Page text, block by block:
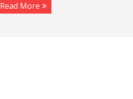
Read More